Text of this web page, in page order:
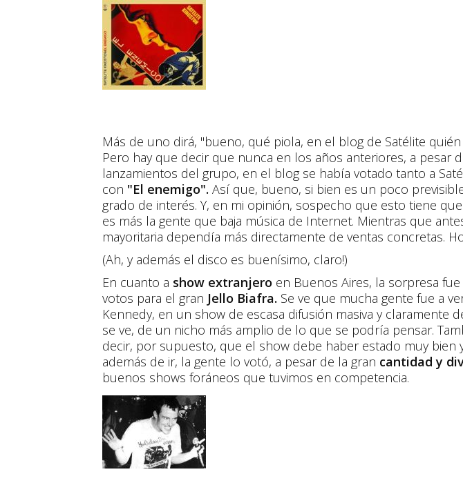
Más de uno dirá, "bueno, qué piola, en el blog de Satélite quién
Pero hay que decir que nunca en los años anteriores, a pesar
lanzamientos del grupo, en el blog se había votado tanto a
con "El enemigo". Así que, bueno, si bien es un poco
grado de interés. Y, en mi opinión, sospecho que esto tiene
es más la gente que baja música de Internet. Mientras que
mayoritaria dependía más directamente de ventas concretas.
(Ah, y además el disco es buenísimo, claro!)
En cuanto a show extranjero en Buenos Aires, la sorpresa
votos para el gran Jello Biafra. Se ve que mucha gente fue a
Kennedy, en un show de escasa difusión masiva y claramente
se ve, de un nicho más amplio de lo que se podría pensar.
decir, por supuesto, que el show debe haber estado muy bien
además de ir, la gente lo votó, a pesar de la gran cantidad y
buenos shows foráneos que tuvimos en competencia.